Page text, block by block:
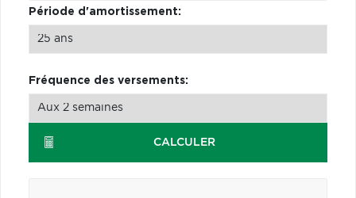
Période d'amortissement:
Fréquence des versements:
CALCULER